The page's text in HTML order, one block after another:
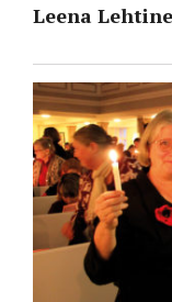
Leena